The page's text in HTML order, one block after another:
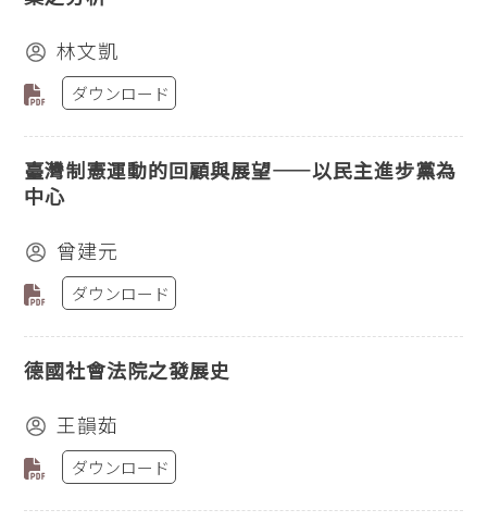
林文凱
ダウンロード
臺灣制憲運動的回顧與展望——以民主進步黨為
中心
曾建元
ダウンロード
德國社會法院之發展史
王韻茹
ダウンロード